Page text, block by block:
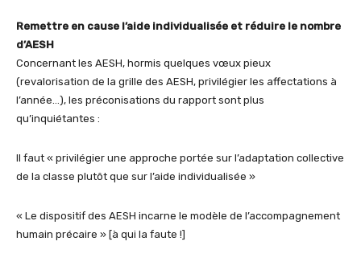
Remettre en cause l’aide individualisée et réduire le nombre
d’AESH
Concernant les AESH, hormis quelques vœux pieux
(revalorisation de la grille des AESH, privilégier les affectations à
l’année…), les préconisations du rapport sont plus
qu’inquiétantes :
Il faut « privilégier une approche portée sur l’adaptation collective
de la classe plutôt que sur l’aide individualisée »
« Le dispositif des AESH incarne le modèle de l’accompagnement
humain précaire » [à qui la faute !]